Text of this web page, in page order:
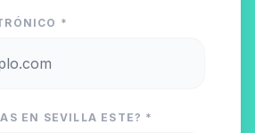
*
EN SEVILLA ESTE? *